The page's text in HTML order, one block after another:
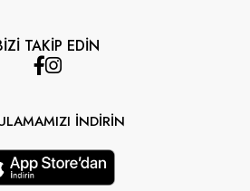
TAKİP EDİN
İNDİRİN